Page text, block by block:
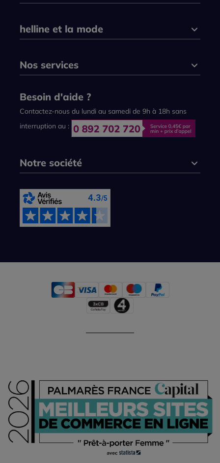
helline et la mode
Nos services
Besoin d'aide ?
Contactez-nous du lundi au samedi de 9h à 18h sans
interruption au :
Notre société